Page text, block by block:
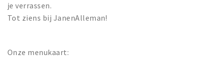
je verrassen.
Tot ziens bij JanenAlleman!
Onze menukaart: